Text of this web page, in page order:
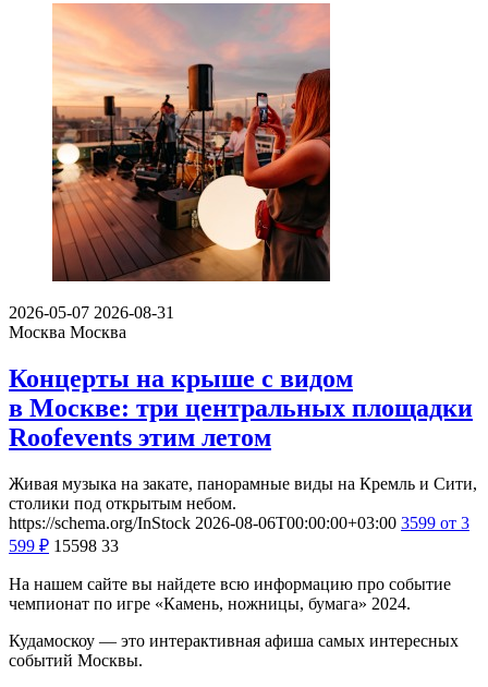
2026-05-07 2026-08-31
Москва Москва
Концерты на крыше с видом
в Москве: три центральных площадки
Roofevents этим летом
Живая музыка на закате, панорамные виды на Кремль и Сити,
столики под открытым небом.
https://schema.org/InStock 2026-08-06T00:00:00+03:00 3599 от 3
599 ₽ 15598 33
На нашем сайте вы найдете всю информацию про событие
чемпионат по игре «Камень, ножницы, бумага» 2024.
Кудамоскоу — это интерактивная афиша самых интересных
событий Москвы.